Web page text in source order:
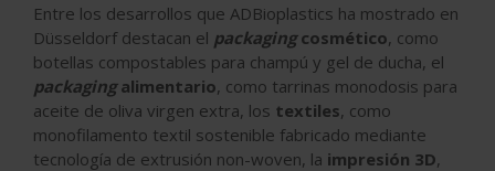
Entre los desarrollos que ADBioplastics ha mostrado en
Düsseldorf destacan el packagingcosmético, como
botellas compostables para champú y gel de ducha, el
packagingalimentario, como tarrinas monodosis para
aceite de oliva virgen extra, los textiles, como
monofilamento textil sostenible fabricado mediante
tecnología de extrusión non-woven, la impresión 3D,